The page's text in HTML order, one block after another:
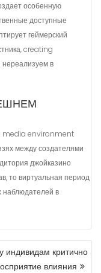
особенную
доступные
геймерский
creating
в
media environment
между создателями
джойказино
то виртуальная период
в
индивидам критично
влияния